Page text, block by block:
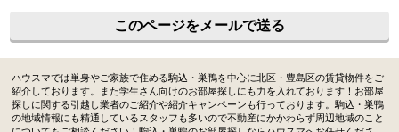
このページをメールで送る
ハウスマでは単身やご家族で住める駒込・巣鴨を中心に北区・豊島区の賃貸物件をご
紹介しております。また学生さん向けのお部屋探しにも力を入れております！お部屋
探しに関する引越し業者のご紹介や紹介キャンペーンも行っております。駒込・巣鴨
の地域情報にも精通しているスタッフも多いので不動産にかかわらず周辺地域のこと